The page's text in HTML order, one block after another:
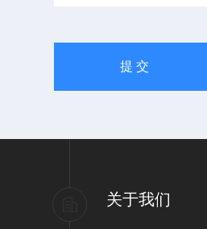
关于我们